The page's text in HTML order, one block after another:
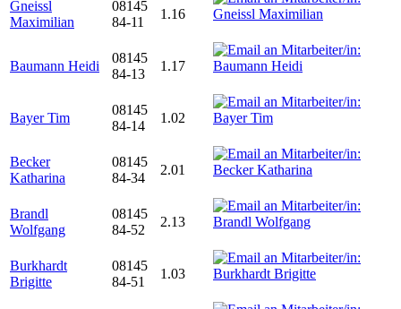
Gneissl
Maximilian
08145
84-11
1.16
Baumann Heidi
08145
84-13
1.17
Bayer Tim
08145
84-14
1.02
Becker
Katharina
08145
84-34
2.01
Brandl
Wolfgang
08145
84-52
2.13
Burkhardt
Brigitte
08145
84-51
1.03